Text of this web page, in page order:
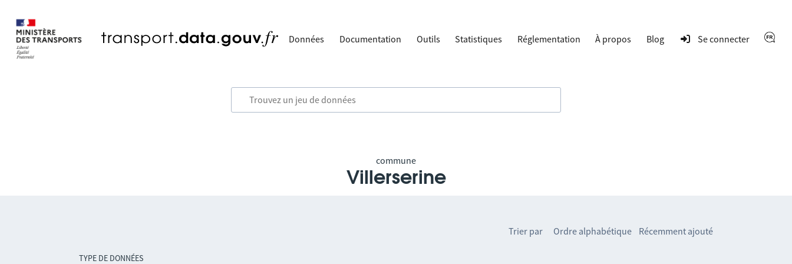
Données Documentation Outils Statistiques Réglementation À propos Blog Se connecter
commune
Villerserine
TYPE DE DONNÉES
Trier par Ordre alphabétique Récemment ajouté